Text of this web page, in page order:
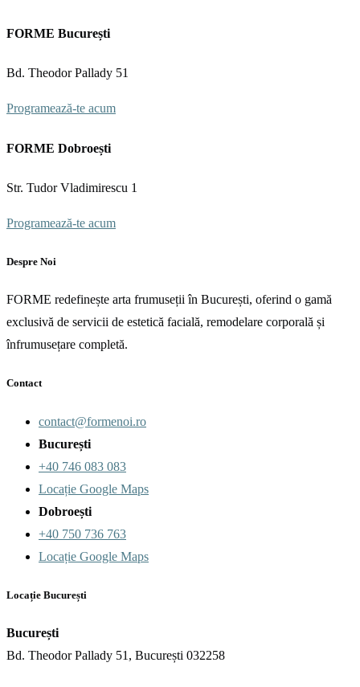
FORME București
Bd. Theodor Pallady 51
Programează-te acum
FORME Dobroești
Str. Tudor Vladimirescu 1
Programează-te acum
Despre Noi
FORME redefinește arta frumuseții în București, oferind o gamă
exclusivă de servicii de estetică facială, remodelare corporală și
înfrumusețare completă.
Contact
contact@formenoi.ro
București
+40 746 083 083
Locație Google Maps
Dobroești
+40 750 736 763
Locație Google Maps
Locație București
București
Bd. Theodor Pallady 51, București 032258